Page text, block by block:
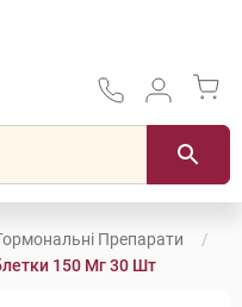
Препарати
150 Мг 30 Шт